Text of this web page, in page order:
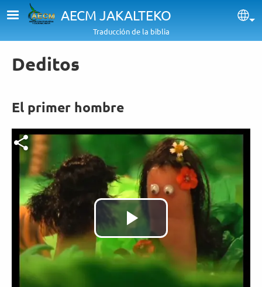
Pasar al contenido principal
AECM JAKALTEKO
Traducción de la biblia
Deditos
Archivo de vídeo
Reproducir
Vídeo
El primer hombre